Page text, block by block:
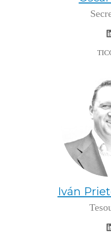
Iván